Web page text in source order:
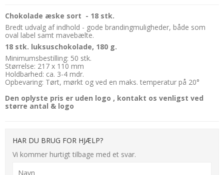
Chokolade æske sort - 18 stk.
Bredt udvalg af indhold - gode brandingmuligheder, både som
oval label samt mavebælte.
18 stk. luksuschokolade, 180 g.
Minimumsbestilling: 50 stk.
Størrelse: 217 x 110 mm
Holdbarhed: ca. 3-4 mdr.
Opbevaring: Tørt, mørkt og ved en maks. temperatur på 20°
Den oplyste pris er uden logo , kontakt os venligst ved
større antal & logo
HAR DU BRUG FOR HJÆLP?
Vi kommer hurtigt tilbage med et svar.